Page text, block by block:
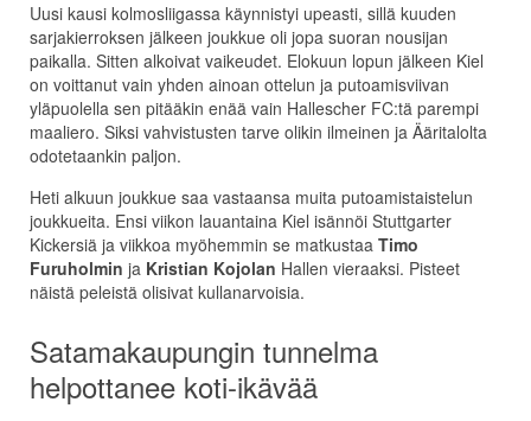
Uusi kausi kolmosliigassa käynnistyi upeasti, sillä kuuden
sarjakierroksen jälkeen joukkue oli jopa suoran nousijan
paikalla. Sitten alkoivat vaikeudet. Elokuun lopun jälkeen Kiel
on voittanut vain yhden ainoan ottelun ja putoamisviivan
yläpuolella sen pitääkin enää vain Hallescher FC:tä parempi
maaliero. Siksi vahvistusten tarve olikin ilmeinen ja Ääritalolta
odotetaankin paljon.
Heti alkuun joukkue saa vastaansa muita putoamistaistelun
joukkueita. Ensi viikon lauantaina Kiel isännöi Stuttgarter
Kickersiä ja viikkoa myöhemmin se matkustaa Timo
Furuholmin ja Kristian Kojolan Hallen vieraaksi. Pisteet
näistä peleistä olisivat kullanarvoisia.
Satamakaupungin tunnelma
helpottanee koti-ikävää